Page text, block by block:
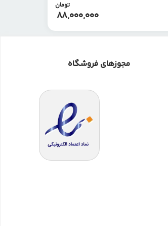
88,000,000
تومان
مجوزهای فروشگاه